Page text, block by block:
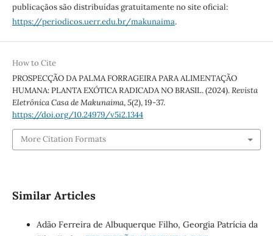
publicaçãos são distribuídas gratuitamente no site oficial:
https://periodicos.uerr.edu.br/makunaima.
How to Cite
PROSPECÇÃO DA PALMA FORRAGEIRA PARA ALIMENTAÇÃO
HUMANA: PLANTA EXÓTICA RADICADA NO BRASIL. (2024).Revista
Eletrônica Casa de Makunaima,5(2), 19-37.
https://doi.org/10.24979/v5i2.1344
More Citation Formats
Similar Articles
Adão Ferreira de Albuquerque Filho, Georgia Patrícia da